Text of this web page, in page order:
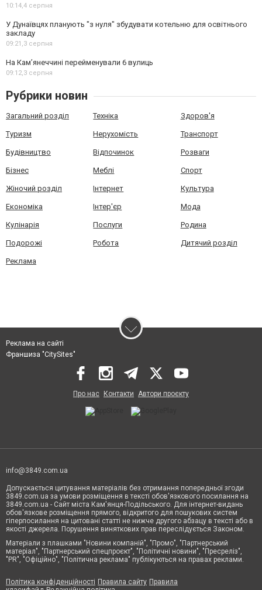
10:14, 4 серпня
У Дунаївцях планують "з нуля" збудувати котельню для освітнього
закладу
09:21, 3 серпня
На Камʼянеччині перейменували 6 вулиць
09:12, 3 серпня
Рубрики новин
Загальний розділ Техніка Здоров'я
Туризм Нерухомість Транспорт
Будівництво Відпочинок Розваги
Бізнес Меблі Спорт
Жіночий розділ Інтернет Культура
Економіка Інтер'єр Мода
Кулінарія Послуги Родина
Подорожі Робота Дитячий розділ
Реклама
Реклама на сайті
Франшиза "CitySites"
Про нас Контакти Автори проєкту
info@3849.com.ua
Допускається цитування матеріалів без отримання попередньої згоди
3849.com.ua за умови розміщення в тексті обов'язкового посилання на
3849.com.ua - Сайт міста Кам'янця-Подільського. Для інтернет-видань
обов'язкове розміщення прямого, відкритого для пошукових систем
гіперпосилання на цитовані статті не нижче другого абзацу в тексті або в
якості джерела. Порушення виняткових прав переслідується Законом.
Матеріали з плашками "Новини компаній", "Промо", "Партнерський
матеріал", "Партнерський спецпроєкт", "Політичні новини", "Пресреліз",
"PR", "Офіційно", "Політична реклама" публікуються на правах реклами.
Політика конфіденційності Правила сайту Правила